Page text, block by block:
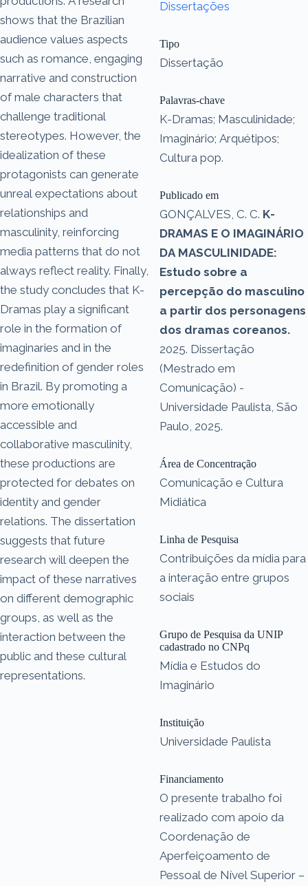
shows that the Brazilian
audience values aspects
such as romance, engaging
narrative and construction
of male characters that
challenge traditional
stereotypes. However, the
idealization of these
protagonists can generate
unreal expectations about
relationships and
masculinity, reinforcing
media patterns that do not
always reflect reality. Finally,
the study concludes that K-
Dramas play a significant
role in the formation of
imaginaries and in the
redefinition of gender roles
in Brazil. By promoting a
more emotionally
accessible and
collaborative masculinity,
these productions are
protected for debates on
identity and gender
relations. The dissertation
suggests that future
research will deepen the
impact of these narratives
on different demographic
groups, as well as the
interaction between the
public and these cultural
representations.
Dissertações
Tipo
Dissertação
Palavras-chave
K-Dramas; Masculinidade;
Imaginário; Arquétipos;
Cultura pop.
Publicado em
GONÇALVES, C. C. K-
DRAMAS E O IMAGINÁRIO
DA MASCULINIDADE:
Estudo sobre a
percepção do masculino
a partir dos personagens
dos dramas coreanos.
2025. Dissertação
(Mestrado em
Comunicação) -
Universidade Paulista, São
Paulo, 2025.
Área de Concentração
Comunicação e Cultura
Midiática
Linha de Pesquisa
Contribuições da mídia para
a interação entre grupos
sociais
Grupo de Pesquisa da UNIP
cadastrado no CNPq
Mídia e Estudos do
Imaginário
Instituição
Universidade Paulista
Financiamento
O presente trabalho foi
realizado com apoio da
Coordenação de
Aperfeiçoamento de
Pessoal de Nível Superior –